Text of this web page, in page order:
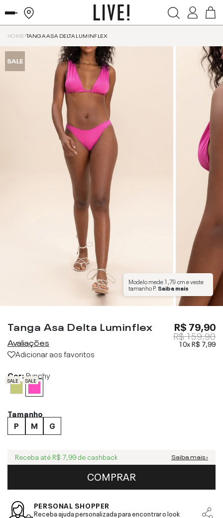
HOME TANGA ASA DELTA LUMINFLEX
Modelo mede1,79 cme veste
tamanhoP. Saiba mais
Tanga Asa Delta Luminflex
Avaliações
Adicionar aos favoritos
R$ 79,90
R$ 159,90
10xR$ 7,99
Cor:Punchy
SALE SALE
Tamanho
P
M G
Receba até R$ 7,99 de cashback Saiba mais ›
COMPRAR
PERSONAL SHOPPER
Receba ajuda personalizada para encontrar o look